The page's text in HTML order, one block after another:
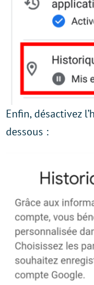
Enfin, désactivez
dessous :